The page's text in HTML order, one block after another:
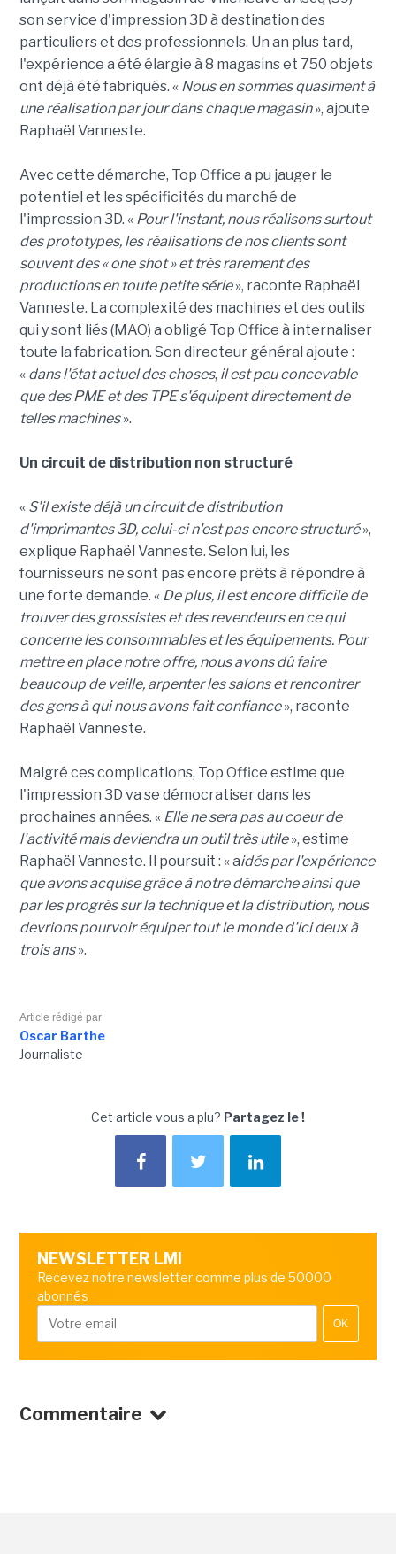
son service d'impression 3D à destination des
particuliers et des professionnels. Un an plus tard,
l'expérience a été élargie à 8 magasins et 750 objets
ont déjà été fabriqués. « Nous en sommes quasiment à
une réalisation par jour dans chaque magasin», ajoute
Raphaël Vanneste.
Avec cette démarche, Top Office a pu jauger le
potentiel et les spécificités du marché de
l'impression 3D. « Pour l'instant, nous réalisons surtout
des prototypes, les réalisations de nos clients sont
souvent des « one shot » et très rarement des
productions en toute petite série», raconte Raphaël
Vanneste. La complexité des machines et des outils
qui y sont liés (MAO) a obligé Top Office à internaliser
toute la fabrication. Son directeur général ajoute :
« dans l'état actuel des choses, il est peu concevable
que des PME et des TPE s'équipent directement de
telles machines».
Un circuit de distribution non structuré
« S'il existe déjà un circuit de distribution
d'imprimantes 3D, celui-ci n'est pas encore structuré»,
explique Raphaël Vanneste. Selon lui, les
fournisseurs ne sont pas encore prêts à répondre à
une forte demande. « De plus, il est encore difficile de
trouver des grossistes et des revendeurs en ce qui
concerne les consommables et les équipements. Pour
mettre en place notre offre, nous avons dû faire
beaucoup de veille, arpenter les salons et rencontrer
des gens à qui nous avons fait confiance», raconte
Raphaël Vanneste.
Malgré ces complications, Top Office estime que
l'impression 3D va se démocratiser dans les
prochaines années. « Elle ne sera pas au coeur de
l'activité mais deviendra un outil très utile», estime
Raphaël Vanneste. Il poursuit : « aidés par l'expérience
que avons acquise grâce à notre démarche ainsi que
par les progrès sur la technique et la distribution, nous
devrions pourvoir équiper tout le monde d'ici deux à
trois ans».
Article rédigé par
Oscar Barthe
Journaliste
Cet article vous a plu? Partagez le !
NEWSLETTER LMI
Recevez notre newsletter comme plus de 50000
abonnés
OK
Commentaire